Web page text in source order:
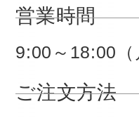
営業時間
9:00～18:00
ご注文方法